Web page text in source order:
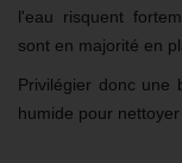
l'eau risquent
sont en majorité en
Privilégier donc une
humide pour